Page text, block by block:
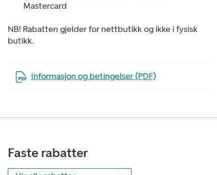
Mastercard
NB! Rabatten gjelder for nettbutikk og ikke i fysisk
butikk.
Informasjon og betingelser (PDF)
Åpne filen i en ny fane
Faste rabatter